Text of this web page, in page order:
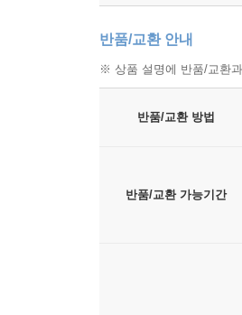
반품/교환 안내
※ 상품 설명에 반품/교환
반품/교환 방법
반품/교환 가능기간